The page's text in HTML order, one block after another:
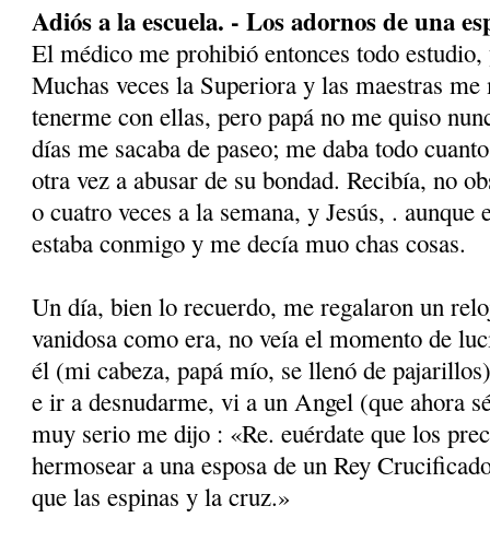
Adiós a la escuela. - Los adornos de una
El médico me prohibió entonces todo
Muchas veces la Superiora y las maestras
tenerme con ellas, pero papá no me quiso
días me sacaba de paseo; me daba todo
otra vez a abusar de su bondad. Recibía, no
o cuatro veces a la semana, y Jesús, .
estaba conmigo y me decía muo chas cosas.
Un día, bien lo recuerdo, me regalaron un
vanidosa como era, no veía el momento de
él (mi cabeza, papá mío, se llenó de
e ir a desnudarme, vi a un Angel (que ahora
muy serio me dijo : «Re. euérdate que los
hermosear a una es­posa de un Rey
que las espi­nas y la cruz.»